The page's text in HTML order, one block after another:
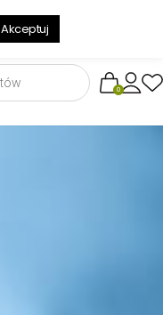
0
Akceptuj